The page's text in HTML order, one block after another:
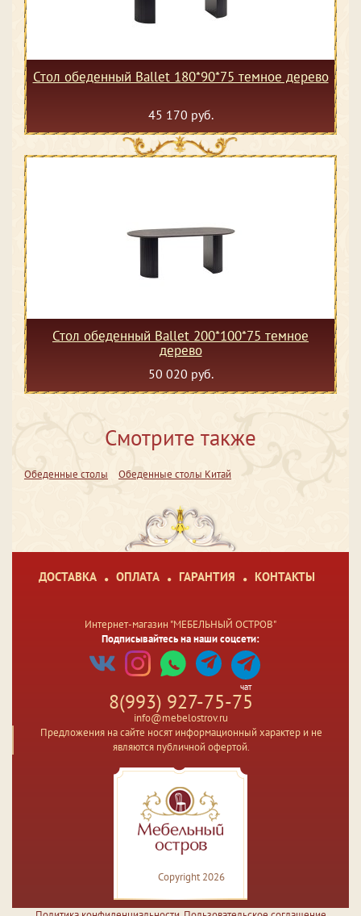
Стол обеденный Ballet 180*90*75 темное дерево
45 170 руб.
Стол обеденный Ballet 200*100*75 темное
дерево
50 020 руб.
Смотрите также
Обеденные столы Обеденные столы Китай
ДОСТАВКА ОПЛАТА ГАРАНТИЯ КОНТАКТЫ
Интернет-магазин "МЕБЕЛЬНЫЙ ОСТРОВ"
Подписывайтесь на наши соцсети:
чат
8(993) 927-75-75
info@mebelostrov.ru
Предложения на сайте носят информационный характер и не
являются публичной офертой.
Copyright 2026